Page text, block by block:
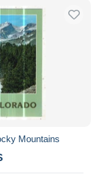
Mountains